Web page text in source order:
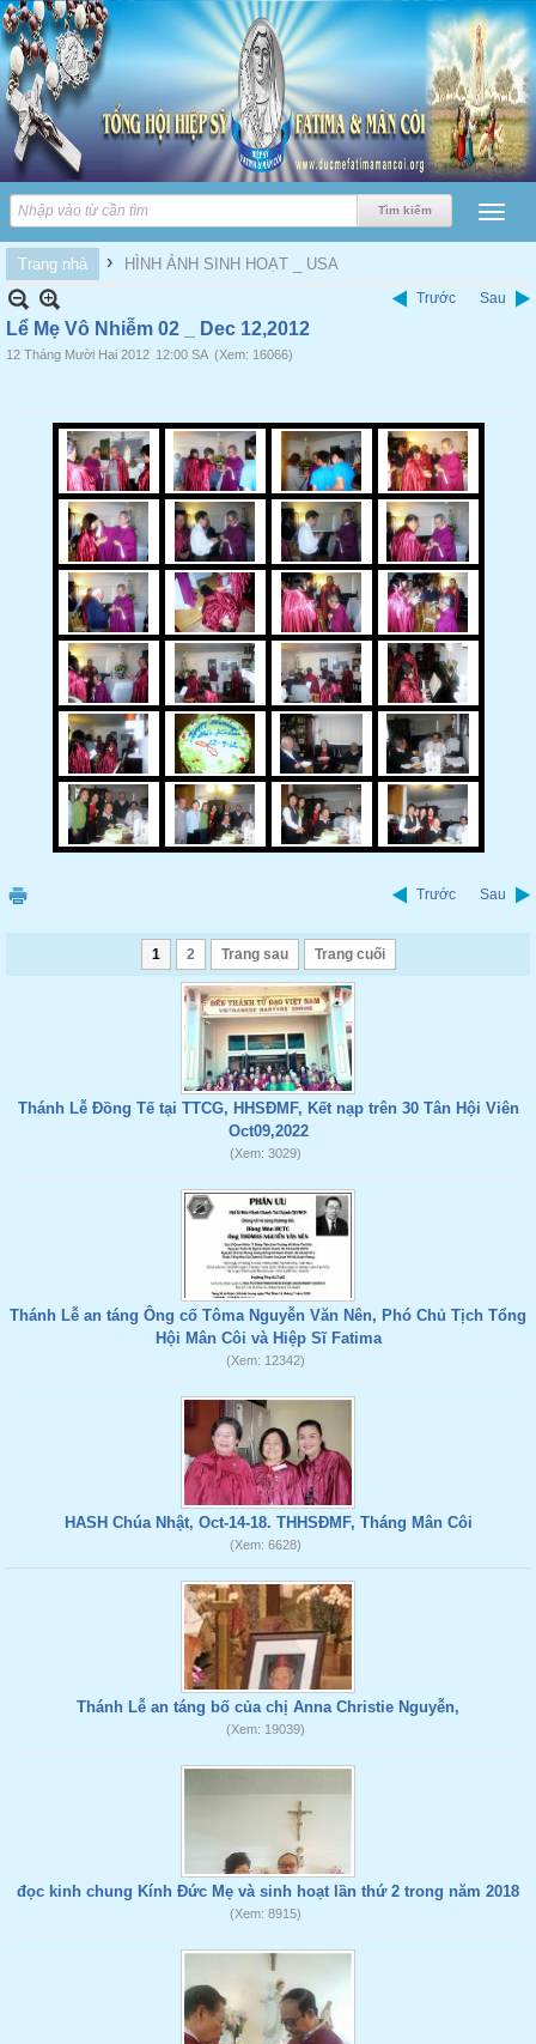
Trang nhà › HÌNH ẢNH SINH HOẠT _ USA
Trước Sau
Lể Mẹ Vô Nhiễm 02 _ Dec 12,2012
12 Tháng Mười Hai 2012 12:00 SA (Xem: 16066)
Trước Sau
1 2 Trang sau Trang cuối
Thánh Lễ Đồng Tế tại TTCG, HHSĐMF, Kết nạp trên 30 Tân Hội Viên
Oct09,2022
(Xem: 3029)
Thánh Lễ an táng Ông cố Tôma Nguyễn Văn Nên, Phó Chủ Tịch Tổng
Hội Mân Côi và Hiệp Sĩ Fatima
(Xem: 12342)
HASH Chúa Nhật, Oct-14-18. THHSĐMF, Tháng Mân Côi
(Xem: 6628)
Thánh Lễ an táng bố của chị Anna Christie Nguyễn,
(Xem: 19039)
đọc kinh chung Kính Đức Mẹ và sinh hoạt lần thứ 2 trong năm 2018
(Xem: 8915)